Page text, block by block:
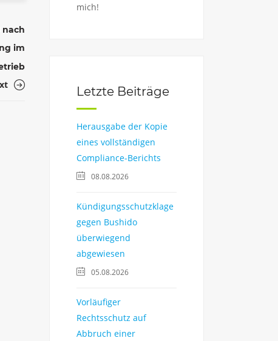
nach
im
mich!
Letzte Beiträge
Herausgabe der Kopie
eines vollständigen
Compliance-Berichts
08.08.2026
Kündigungsschutzklage
gegen Bushido
überwiegend
abgewiesen
05.08.2026
Vorläufiger
Rechtsschutz auf
Abbruch einer